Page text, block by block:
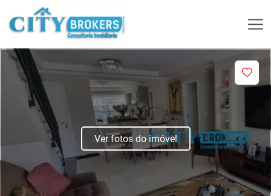
Ver fotos do imóvel